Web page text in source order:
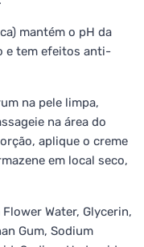
mantém o pH da
e tem efeitos anti-
na pele limpa,
na área do
aplique o creme
em local seco,
Flower Water, Glycerin,
Gum, Sodium